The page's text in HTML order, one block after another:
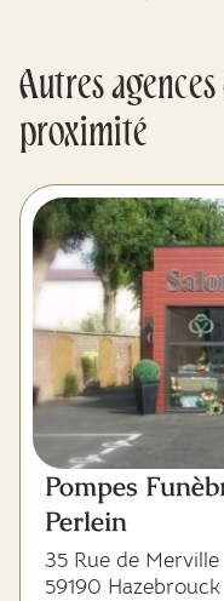
Autres
proximité
Pompes
Perlein
35 Rue de Merville
59190 Hazebrouck